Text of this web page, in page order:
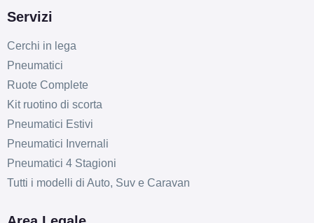
Servizi
Cerchi in lega
Pneumatici
Ruote Complete
Kit ruotino di scorta
Pneumatici Estivi
Pneumatici Invernali
Pneumatici 4 Stagioni
Tutti i modelli di Auto, Suv e Caravan